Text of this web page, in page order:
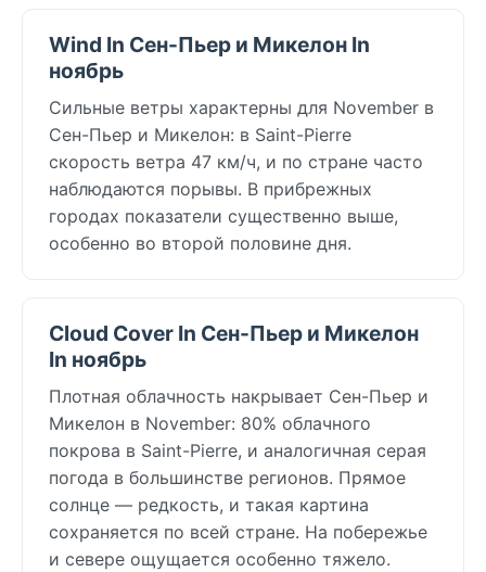
Wind In Сен-Пьер и Микелон In
ноябрь
Сильные ветры характерны для November в
Сен-Пьер и Микелон: в Saint-Pierre
скорость ветра 47 км/ч, и по стране часто
наблюдаются порывы. В прибрежных
городах показатели существенно выше,
особенно во второй половине дня.
Cloud Cover In Сен-Пьер и Микелон
In ноябрь
Плотная облачность накрывает Сен-Пьер и
Микелон в November: 80% облачного
покрова в Saint-Pierre, и аналогичная серая
погода в большинстве регионов. Прямое
солнце — редкость, и такая картина
сохраняется по всей стране. На побережье
и севере ощущается особенно тяжело.